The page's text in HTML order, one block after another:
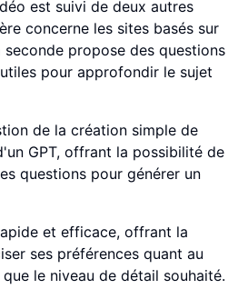
est suivi de deux autres
concerne les sites basés sur
propose des questions
pour approfondir le sujet
de la création simple de
GPT, offrant la possibilité de
questions pour générer un
et efficace, offrant la
ses préférences quant au
le niveau de détail souhaité.